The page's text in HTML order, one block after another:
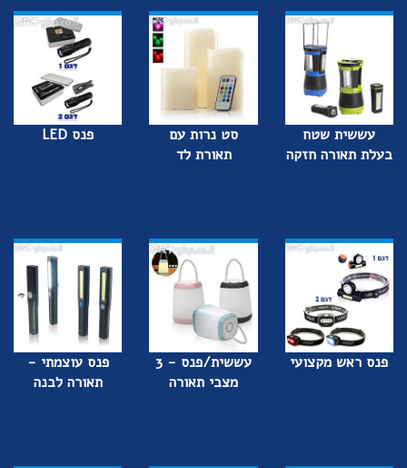
עששית שטח
בעלת תאורה חזקה
סט נרות עם
תאורת לד
פנס LED
פנס ראש מקצועי
עששית/פנס - 3
מצבי תאורה
פנס עוצמתי -
תאורה לבנה